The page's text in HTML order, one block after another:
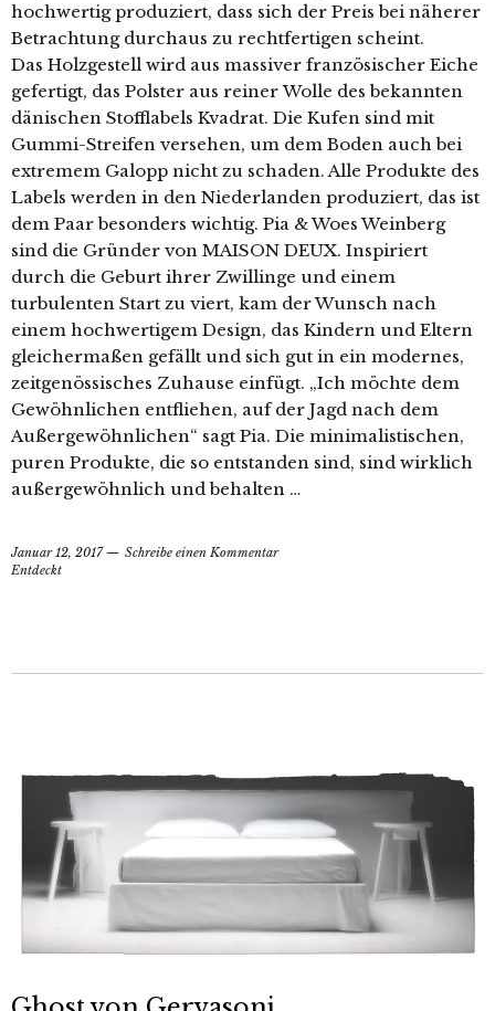
hochwertig produziert, dass sich der Preis bei näherer
Betrachtung durchaus zu rechtfertigen scheint.
Das Holzgestell wird aus massiver französischer Eiche
gefertigt, das Polster aus reiner Wolle des bekannten
dänischen Stofflabels Kvadrat. Die Kufen sind mit
Gummi-Streifen versehen, um dem Boden auch bei
extremem Galopp nicht zu schaden. Alle Produkte des
Labels werden in den Niederlanden produziert, das ist
dem Paar besonders wichtig. Pia & Woes Weinberg
sind die Gründer von MAISON DEUX. Inspiriert
durch die Geburt ihrer Zwillinge und einem
turbulenten Start zu viert, kam der Wunsch nach
einem hochwertigem Design, das Kindern und Eltern
gleichermaßen gefällt und sich gut in ein modernes,
zeitgenössisches Zuhause einfügt. „Ich möchte dem
Gewöhnlichen entfliehen, auf der Jagd nach dem
Außergewöhnlichen“ sagt Pia. Die minimalistischen,
puren Produkte, die so entstanden sind, sind wirklich
außergewöhnlich und behalten …
Januar 12, 2017
Schreibe einen Kommentar
Entdeckt